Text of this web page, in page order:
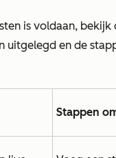
is voldaan, bekijk
uitgelegd en de
Stappen